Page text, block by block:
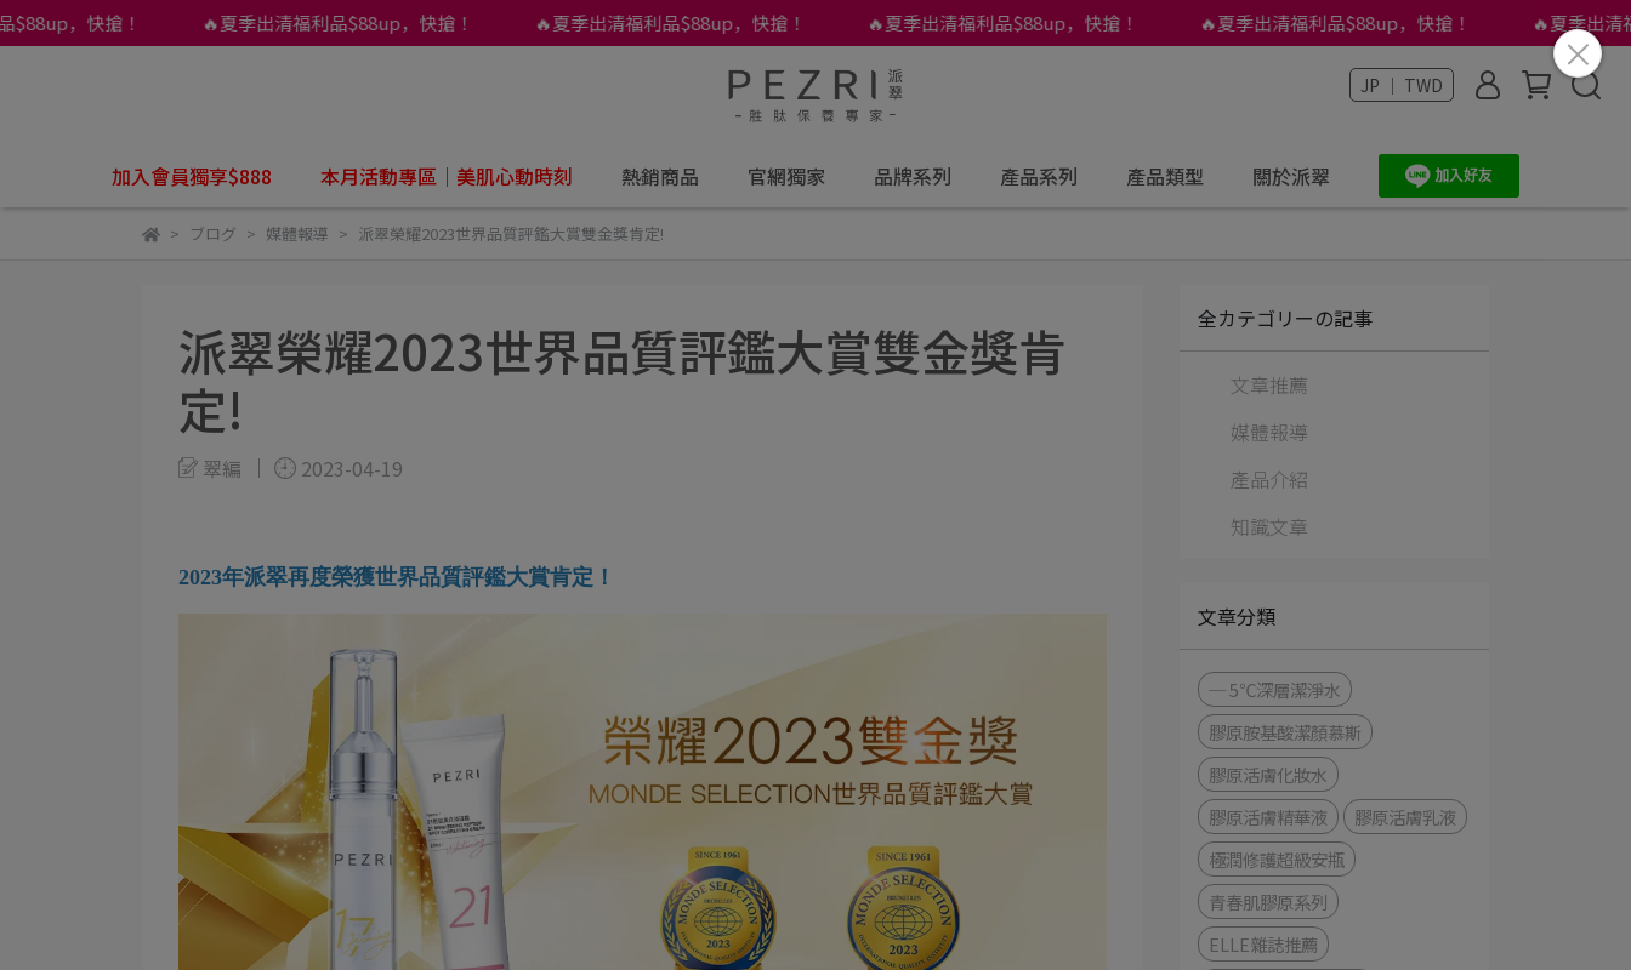
，快搶！ 🔥夏季出清福利品$88up，快搶！ 🔥夏季出清福利品$88up，快搶！ 🔥夏季出清福利品$88up，快搶！ 🔥夏季出清福利品$88up，快搶！ 🔥夏季出清福
JP ｜ TWD
加入會員獨享$888 本月活動專區｜美肌心動時刻 熱銷商品 官網獨家 品牌系列 產品系列 產品類型 關於派翠
ブログ 媒體報導 派翠榮耀2023世界品質評鑑大賞雙金獎肯定!
派翠榮耀2023世界品質評鑑大賞雙金獎肯
定!
翠編 2023-04-19
2023年派翠再度榮獲世界品質評鑑大賞肯定！
全カテゴリーの記事
文章推薦
媒體報導
產品介紹
知識文章
文章分類
─ 5℃深層潔淨水
膠原胺基酸潔顏慕斯
膠原活膚化妝水
膠原活膚精華液
膠原活膚乳液
極潤修護超級安瓶
青春肌膠原系列
ELLE雜誌推薦